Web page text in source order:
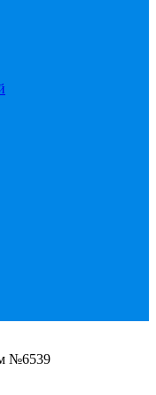
№6539